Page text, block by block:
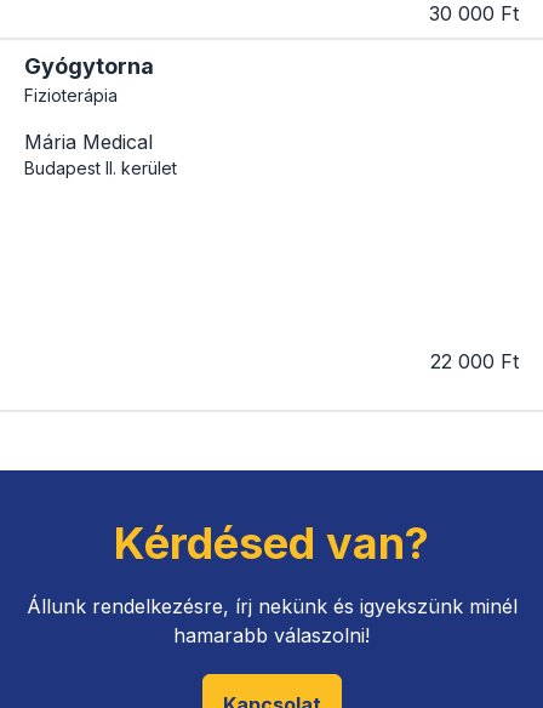
30 000 Ft
Gyógytorna
Fizioterápia
Mária Medical
Budapest II. kerület
22 000 Ft
Kérdésed van?
Állunk rendelkezésre, írj nekünk és igyekszünk minél
hamarabb válaszolni!